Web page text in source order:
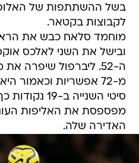
בשל ההשתתפות של
לקבוצות בקטאר.
ובישל את השני לאלכס
מ-72 אפשריות
סיטי השנייה
מפספסת את האליפות
האדירה שלה.